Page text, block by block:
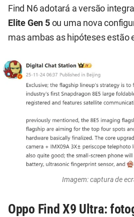
Find N6 adotará a versão
Elite Gen 5ou uma nova
mas ambas as hipóteses estão
Imagem: captura de
Oppo Find X9 Ultra: